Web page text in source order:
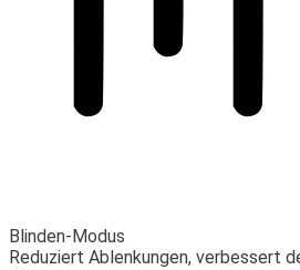
Blinden-Modus
Reduziert Ablenkungen, verbessert